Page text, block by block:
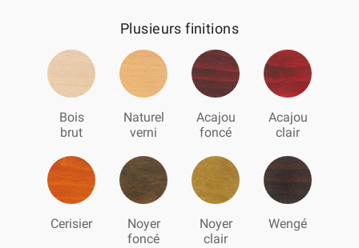
Plusieurs finitions
Bois
brut
Naturel
verni
Acajou
foncé
Acajou
clair
Cerisier
Noyer
foncé
Noyer
clair
Wengé